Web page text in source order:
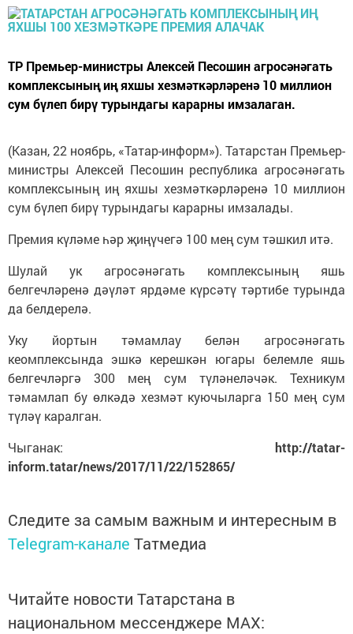
ТР Премьер-министры Алексей Песошин агросәнәгать
комплексының иң яхшы хезмәткәрләренә 10 миллион
сум бүлеп бирү турындагы карарны имзалаган.
(Казан, 22 ноябрь, «Татар-информ»). Татарстан Премьер-
министры Алексей Песошин республика агросәнәгать
комплексының иң яхшы хезмәткәрләренә 10 миллион
сум бүлеп бирү турындагы карарны имзалады.
Премия күләме һәр җиңүчегә 100 мең сум тәшкил итә.
Шулай ук агросәнәгать комплексының яшь
белгечләренә дәүләт ярдәме күрсәтү тәртибе турында
да белдерелә.
Уку йортын тәмамлау белән агросәнәгать
кеомплексында эшкә керешкән югары белемле яшь
белгечләргә 300 мең сум түләнеләчәк. Техникум
тәмамлап бу өлкәдә хезмәт куючыларга 150 мең сум
түләү каралган.
Чыганак: http://tatar-
inform.tatar/news/2017/11/22/152865/
Следите за самым важным и интересным в
Telegram-канале Татмедиа
Читайте новости Татарстана в
национальном мессенджере MАХ: